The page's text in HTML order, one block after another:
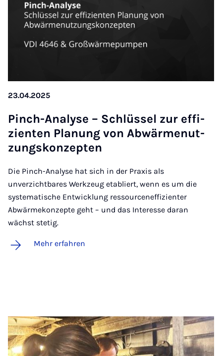
23.04.2025
Pinch-Ana­ly­se – Schlüs­sel zur ef­fi­
zi­en­ten Pla­nung von Ab­wär­me­nut­
zungs­kon­zep­ten
Die Pinch-Analyse hat sich in der Praxis als
unverzichtbares Werkzeug etabliert, wenn es um die
systematische Entwicklung ressourceneffizienter
Abwärmekonzepte geht – und das Interesse daran
wächst stetig.
Mehr erfahren